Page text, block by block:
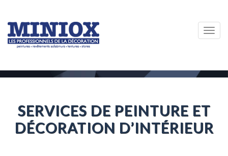
SERVICES DE PEINTURE ET
DÉCORATION D’INTÉRIEUR